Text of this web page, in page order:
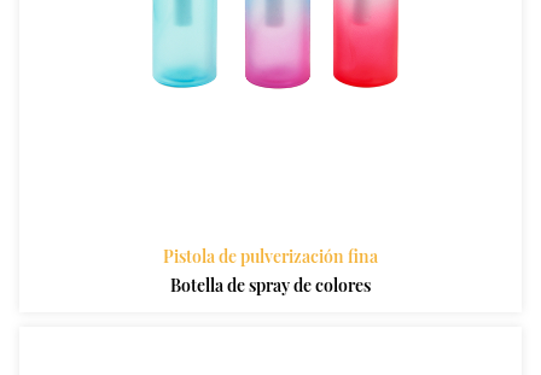
Pistola de pulverización fina
Botella de spray de colores